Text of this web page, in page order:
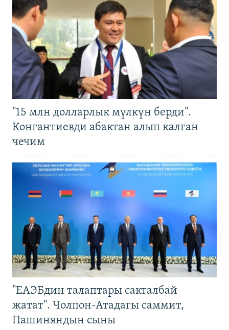
"15 млн долларлык мүлкүн берди".
Конгантиевди абактан алып калган
чечим
"ЕАЭБдин талаптары сакталбай
жатат". Чолпон-Атадагы саммит,
Пашиняндын сыны